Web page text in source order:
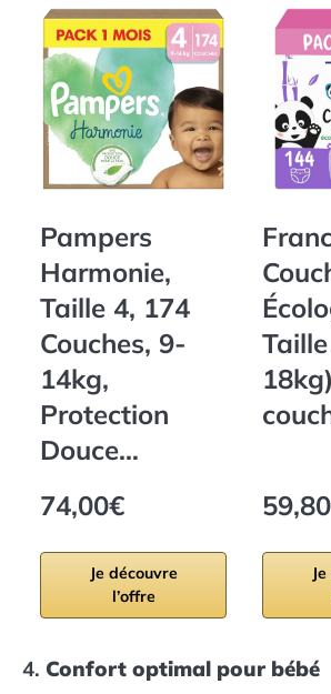
Pampers
Harmonie,
Taille 4, 174
Couches, 9-
14kg,
Protection
Douce…
74,00€
Je découvre
l’offre
4. Confort optimal pour bébé